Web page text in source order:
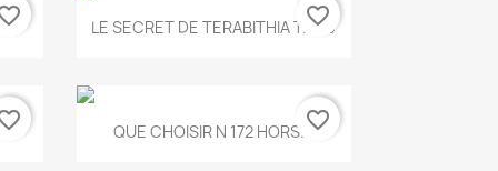
Aperçu rapide
LE SECRET DE TERABITHIA T.560
favorite_border
Aperçu rapide
QUE CHOISIR N 172 HORS...favorite_border